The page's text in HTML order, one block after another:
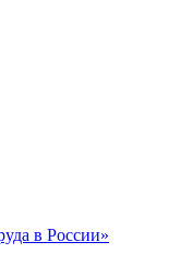
в России»